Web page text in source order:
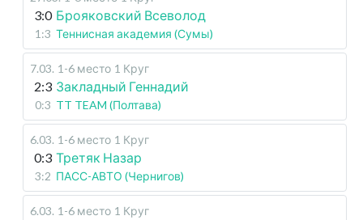
3:0 Брояковский Всеволод
1:3 Теннисная академия (Сумы)
7.03. 1-6 место 1 Круг
2:3 Закладный Геннадий
0:3 TT TEAM (Полтава)
6.03. 1-6 место 1 Круг
0:3 Третяк Назар
3:2 ПАСС-АВТО (Чернигов)
6.03. 1-6 место 1 Круг